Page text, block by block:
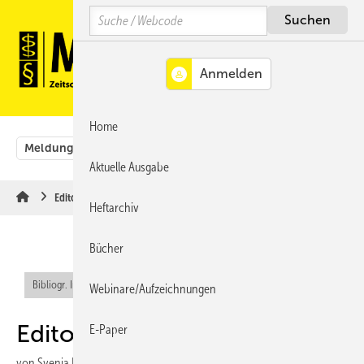
Hauptinhalt
Hauptmenü
SiteSearch
Meldungen
Editorial
Bibliogr. Info (RIS)
Editorial
Search
Home
Aktuelle Ausgabe
Heftarchiv
Bücher
Webinare/Aufzeichnungen
E-Paper